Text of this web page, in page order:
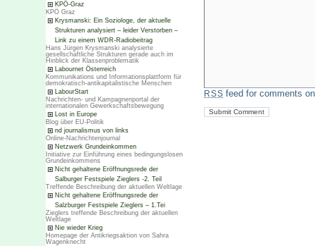
KPÖ-Graz
KPÖ Graz
Krysmanski: Ein Soziologe, der aktuelle
Strukturen analysiert – leider Verstorben –
Link zu einem WDR-Radiobeitrag
Hans Jürgen Krysmanski analysierte
gesellschaftliche Strukturen gerade auch im
Hinblick der Klassenproblematik
Labournet Österreich
Kommunikations und Informationsplattform für
demokratisch-antikapitalistische Menschen
LabourStart
Nachrichten- und Kampagnenportal der
internationalen Gewerkschaftsbewegung
Lost in Europe
Blog über EU-Politik
nd journalismus von links
Online-Nachrichtenjournal
Netzwerk Grundeinkommen
Initiative zur Einführung eines bedingungslosen
Grundeinkommens
Nicht gehaltene Eröffnungsrede der
Salburger Festspiele Zieglers -2. Teil
Treffende Beschreibung der aktuellen Weltlage
Nicht gehaltene Eröffnungsrede der
Salzburger Festspiele Zieglers – 1.Tei
Zieglers treffende Beschreibung der aktuellen
Weltlage
Nie wieder Krieg
Homepage der Antikriegsaktion von Sahra
Wagenknecht
RSS feed for comments